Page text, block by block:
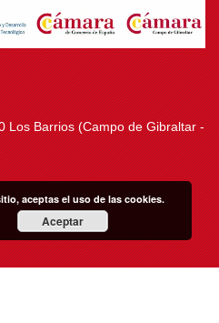
Los Barrios (Campo de Gibraltar -
aceptas el uso de las cookies.
Aceptar